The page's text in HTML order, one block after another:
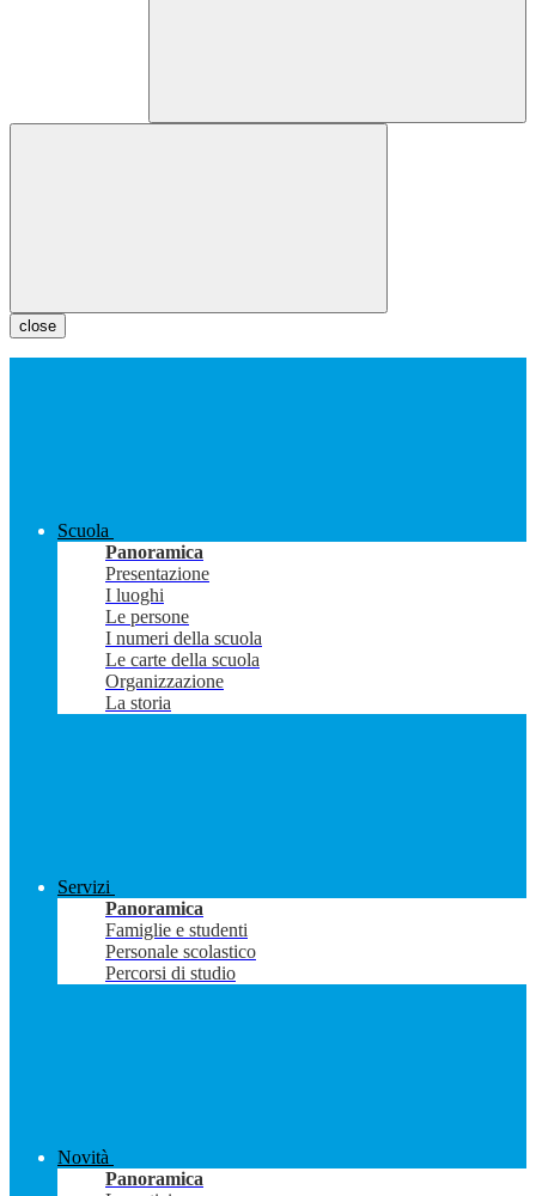
close
Scuola
Panoramica
Presentazione
I luoghi
Le persone
I numeri della scuola
Le carte della scuola
Organizzazione
La storia
Servizi
Panoramica
Famiglie e studenti
Personale scolastico
Percorsi di studio
Novità
Panoramica